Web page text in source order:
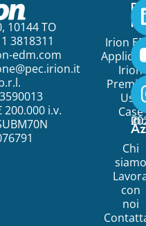
10144 TO
3818311
edm.com
i.v.
Irion
Irion
Use
Case
Chi
siamo
con
noi
©